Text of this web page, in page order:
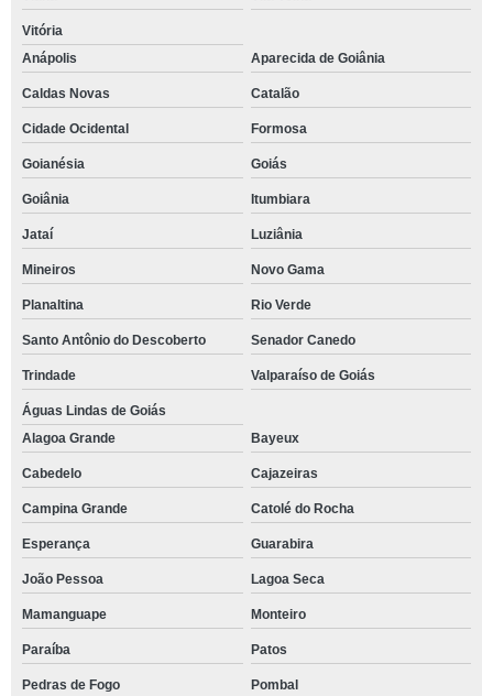
Vitória
Anápolis
Aparecida de Goiânia
Caldas Novas Catalão
Cidade Ocidental Formosa
Goianésia Goiás
Goiânia Itumbiara
Jataí Luziânia
Mineiros Novo Gama
Planaltina Rio Verde
Santo Antônio do Descoberto Senador Canedo
Trindade Valparaíso de Goiás
Águas Lindas de Goiás
Alagoa Grande
Bayeux
Cabedelo Cajazeiras
Campina Grande Catolé do Rocha
Esperança Guarabira
João Pessoa Lagoa Seca
Mamanguape Monteiro
Paraíba Patos
Pedras de Fogo Pombal